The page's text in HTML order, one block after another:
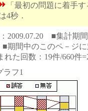
「最初の問題に着手
4秒．
2009.07.20 ■集計期間
■期間中のこのペ－ジ
た回数：19件/660件
ラフ1